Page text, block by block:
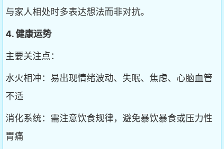
与家人相处时多表达想法而非对抗。
4. 健康运势
主要关注点：
水火相冲：易出现情绪波动、失眠、焦虑、心脑血管
不适
消化系统：需注意饮食规律，避免暴饮暴食或压力性
胃痛